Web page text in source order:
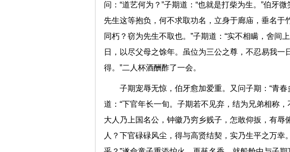
问：“道艺何为？”子期道：“也就是打柴为生。”伯牙
先生这等抱负，何不求取功名，立身于廊庙，垂名于
同朽？窃为先生不取也。”子期道：“实不相瞒，舍间
日，以尽父母之馀年。虽位为三公之尊，不忍易我一
得。”二人杯酒酬酢了一会。
子期宠辱无惊，伯牙愈加爱重。又问子期：“青春
道：“下官年长一旬。子期若不见弃，结为兄弟相称，
大人乃上国名公，钟徽乃穷乡贱子，怎敢仰扳，有辱
人？下官碌碌风尘，得与高贤结契，实乃生平之万幸